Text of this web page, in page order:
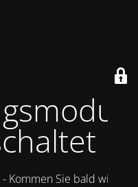
Kommen Sie bald wieder.